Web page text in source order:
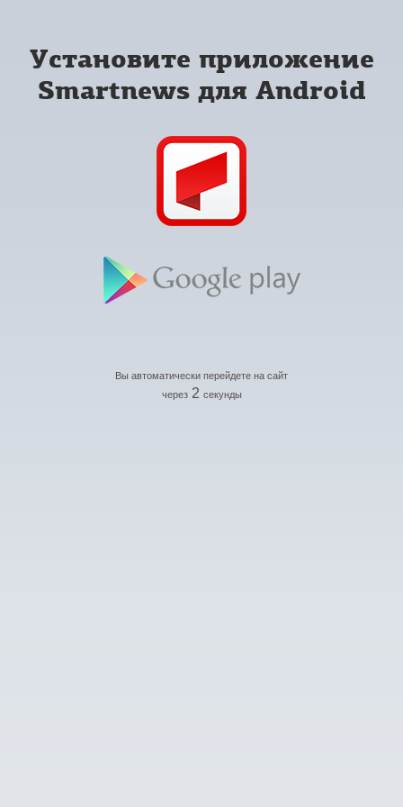
Установите приложение
Smartnews для Android
Вы автоматически перейдете на сайт
через 2 секунды